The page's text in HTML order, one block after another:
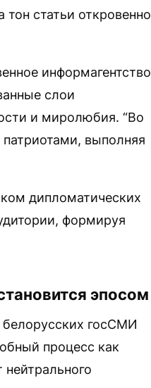
статьи откровенно
информагентство
слои
и миролюбия. “Во
выполняя
дипломатических
формируя
эпосом
белорусских госСМИ
процесс как